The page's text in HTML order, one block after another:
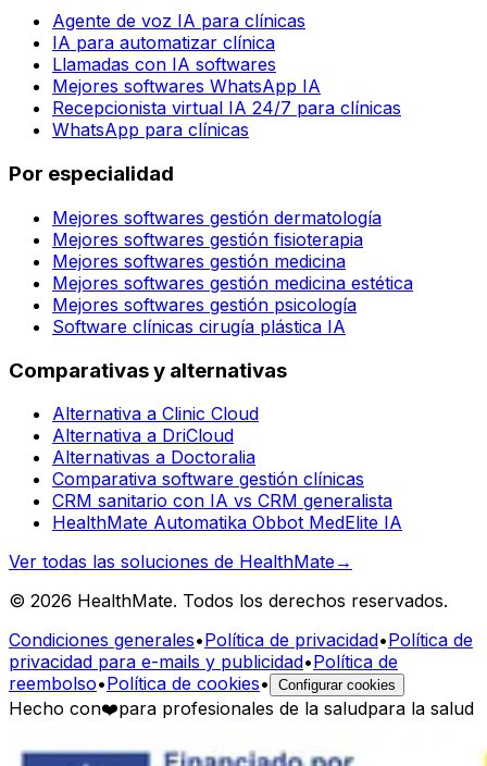
Agente de voz IA para clínicas
IA para automatizar clínica
Llamadas con IA softwares
Mejores softwares WhatsApp IA
Recepcionista virtual IA 24/7 para clínicas
WhatsApp para clínicas
Por especialidad
Mejores softwares gestión dermatología
Mejores softwares gestión fisioterapia
Mejores softwares gestión medicina
Mejores softwares gestión medicina estética
Mejores softwares gestión psicología
Software clínicas cirugía plástica IA
Comparativas y alternativas
Alternativa a Clinic Cloud
Alternativa a DriCloud
Alternativas a Doctoralia
Comparativa software gestión clínicas
CRM sanitario con IA vs CRM generalista
HealthMate Automatika Obbot MedElite IA
Ver todas las soluciones de HealthMate→
© 2026 HealthMate. Todos los derechos reservados.
Condiciones generales•Política de privacidad•Política de
privacidad para e-mails y publicidad•Política de
reembolso•Política de cookies• Configurar cookies
Hecho con❤️para profesionales de la saludpara la salud